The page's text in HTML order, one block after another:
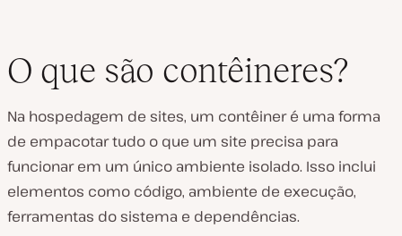
O que são contêineres?
Na hospedagem de sites, um contêiner é uma forma
de empacotar tudo o que um site precisa para
funcionar em um único ambiente isolado. Isso inclui
elementos como código, ambiente de execução,
ferramentas do sistema e dependências.